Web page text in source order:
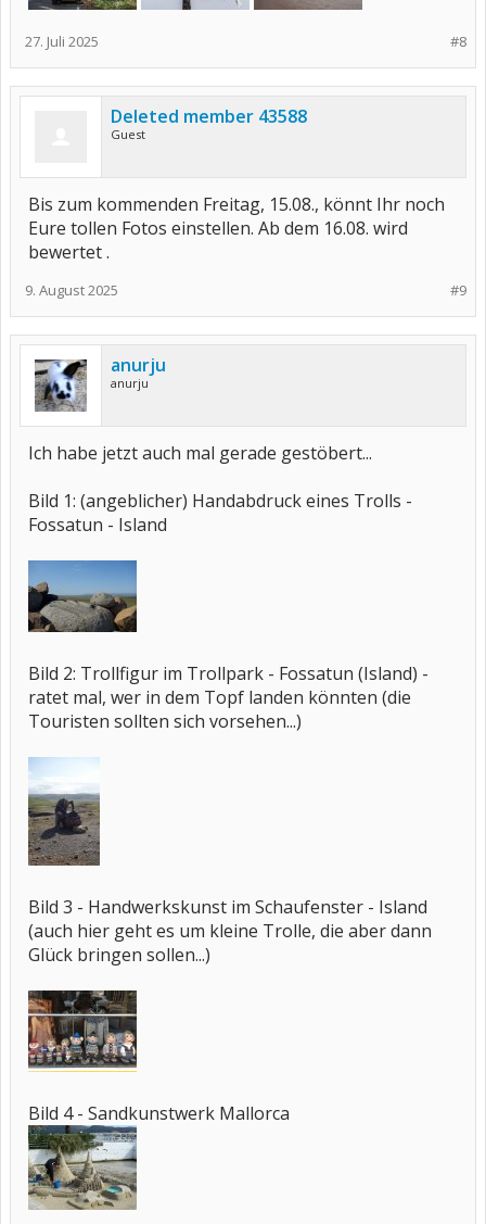
#8
27. Juli 2025
Deleted member 43588
Guest
Bis zum kommenden Freitag, 15.08., könnt Ihr noch
Eure tollen Fotos einstellen. Ab dem 16.08. wird
bewertet .
#9
9. August 2025
anurju
anurju
Ich habe jetzt auch mal gerade gestöbert...
Bild 1: (angeblicher) Handabdruck eines Trolls -
Fossatun - Island
Bild 2: Trollfigur im Trollpark - Fossatun (Island) -
ratet mal, wer in dem Topf landen könnten (die
Touristen sollten sich vorsehen...)
Bild 3 - Handwerkskunst im Schaufenster - Island
(auch hier geht es um kleine Trolle, die aber dann
Glück bringen sollen...)
Bild 4 - Sandkunstwerk Mallorca